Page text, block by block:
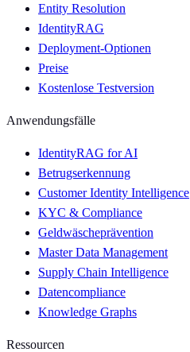
Entity Resolution
IdentityRAG
Deployment-Optionen
Preise
Kostenlose Testversion
Anwendungsfälle
IdentityRAG for AI
Betrugserkennung
Customer Identity Intelligence
KYC & Compliance
Geldwäscheprävention
Master Data Management
Supply Chain Intelligence
Datencompliance
Knowledge Graphs
Ressourcen